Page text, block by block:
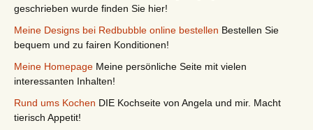
geschrieben wurde finden Sie hier!
Meine Designs bei Redbubble online bestellen Bestellen Sie
bequem und zu fairen Konditionen!
Meine Homepage Meine persönliche Seite mit vielen
interessanten Inhalten!
Rund ums Kochen DIE Kochseite von Angela und mir. Macht
tierisch Appetit!